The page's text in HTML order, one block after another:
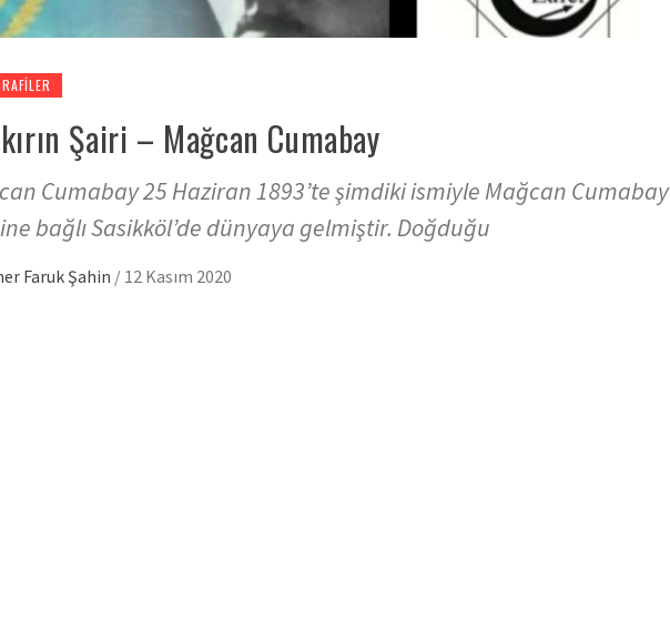
Şairi – Mağcan Cumabay
Cumabay 25 Haziran 1893’te şimdiki ismiyle Mağcan Cumabay
bağlı Sasikköl’de dünyaya gelmiştir. Doğduğu
Faruk Şahin / 12 Kasım 2020